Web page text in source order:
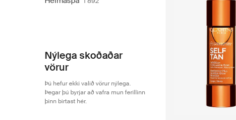
Nýlega skoðaðar
vörur
Þú hefur ekki valið vörur nýlega.
Þegar þú byrjar að vafra mun ferillinn
þinn birtast hér.